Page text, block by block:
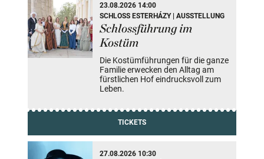
23.08.2026 14:00
SCHLOSS ESTERHÁZY | AUSSTELLUNG
Schlossführung im
Kostüm
Die Kostümführungen für die ganze
Familie erwecken den Alltag am
fürstlichen Hof eindrucksvoll zum
Leben.
TICKETS
27.08.2026 10:30